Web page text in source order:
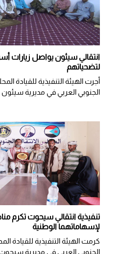
انتقالي سيئون يواصل زيارات
لتضحياتهم
أجرت الهيئة التنفيذية للقيادة
الجنوبي العربي في مديرية
تنفيذية انتقالي سيحوت تكرم
لإسهاماتهما الوطنية
كرمت الهيئة التنفيذية للقيادة
الجنوبي العربي في مديرية